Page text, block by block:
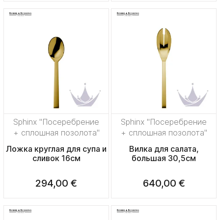
Sphinx "Посеребрение
+ сплошная позолота"
Ложка круглая для супа и
сливок 16см
294,00 €
Sphinx "Посеребрение
+ сплошная позолота"
Вилка для салата,
большая 30,5см
640,00 €